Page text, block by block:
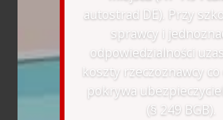
autostrad DE). Przy
sprawcy i
odpowiedzialności
koszty rzeczoznawcy co
pokrywa
(§ 249 BGB).